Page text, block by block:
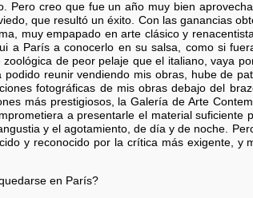
creo que fue un año muy bien
que resultó un éxito. Con las ganancias
muy empapado en arte clásico y
a París a conocerlo en su salsa, como si
de peor pelaje que el italiano, vaya
reunir vendiendo mis obras, hube de
fotográficas de mis obras debajo del
más prestigiosos, la Galería de Arte
a presentarle el material suficiente
y el agotamiento, de día y de noche.
y reconocido por la crítica más exigente, y
en París?